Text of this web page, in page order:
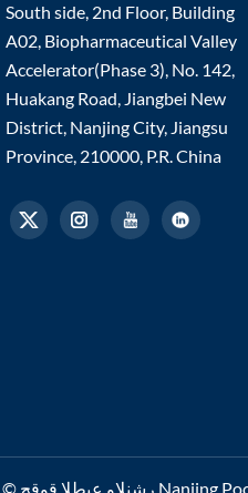
South side, 2nd Floor, Building
A02, Biopharmaceutical Valley
Accelerator(Phase 3), No. 142,
Huakang Road, Jiangbei New
District, Nanjing City, Jiangsu
Province, 210000, P.R. China